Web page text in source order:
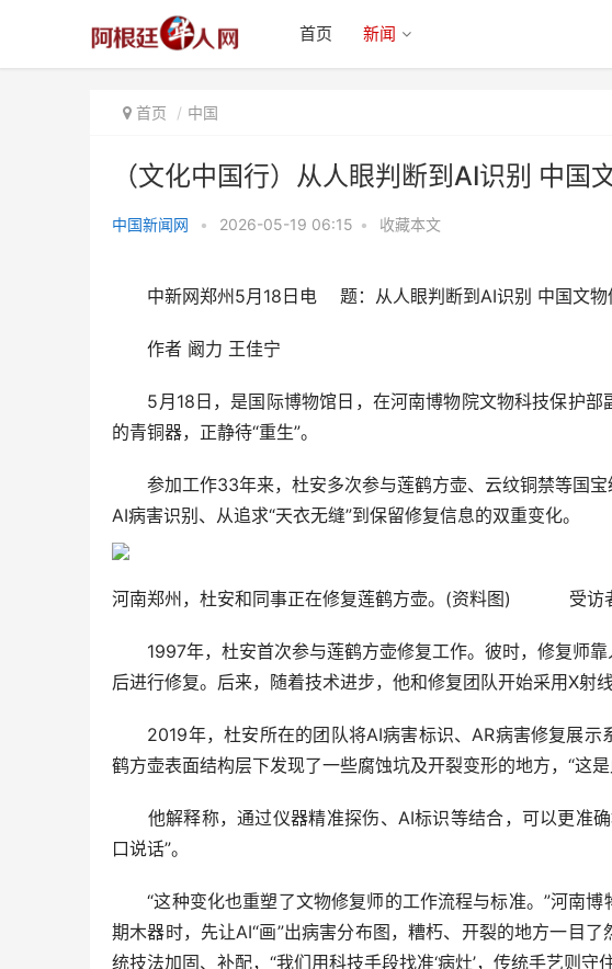
首页 新闻
首页 中国
（文化中国行）从人眼判断到AI识别 中国
中国新闻网 • 2026-05-19 06:15 • 收藏本文
中新网郑州5月18日电 题：从人眼判断到AI识别 中国文物
作者 阚力 王佳宁
5月18日，是国际博物馆日，在河南博物院文物科技保护部
的青铜器，正静待“重生”。
参加工作33年来，杜安多次参与莲鹤方壶、云纹铜禁等国宝
AI病害识别、从追求“天衣无缝”到保留修复信息的双重变化。
河南郑州，杜安和同事正在修复莲鹤方壶。(资料图) 受访
1997年，杜安首次参与莲鹤方壶修复工作。彼时，修复师靠
后进行修复。后来，随着技术进步，他和修复团队开始采用X射
2019年，杜安所在的团队将AI病害标识、AR病害修复展示
鹤方壶表面结构层下发现了一些腐蚀坑及开裂变形的地方，“这是
他解释称，通过仪器精准探伤、AI标识等结合，可以更准确
口说话”。
“这种变化也重塑了文物修复师的工作流程与标准。”河南博
期木器时，先让AI“画”出病害分布图，糟朽、开裂的地方一目
统技法加固、补配，“我们用科技手段找准‘病灶’，传统手艺则守
识别 中国文物修复的“